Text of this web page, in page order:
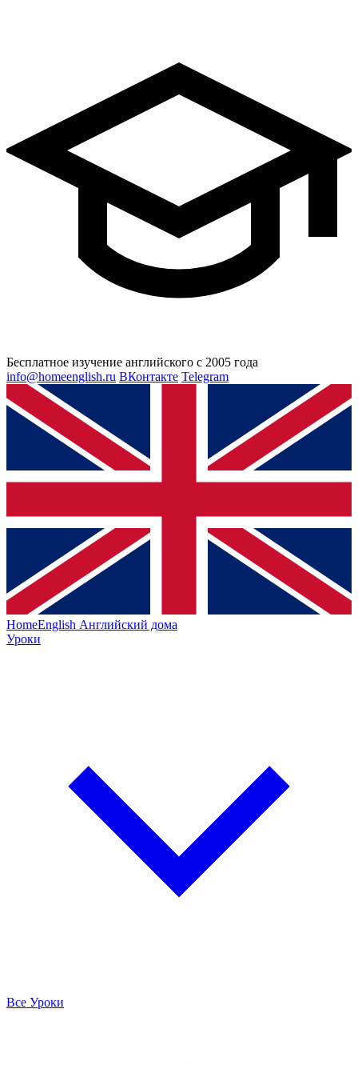
Бесплатное изучение английского с 2005 года
info@homeenglish.ru ВКонтакте Telegram
HomeEnglish Английский дома
Уроки
Все Уроки